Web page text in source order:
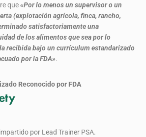
que«Por lo menos un supervisor o un
(explotación agrícola, finca, rancho,
satisfactoriamente una
de los alimentos que sea por lo
recibida bajo un currículum estandarizado
por la FDA».
Reconocido por FDA
por Lead Trainer PSA.